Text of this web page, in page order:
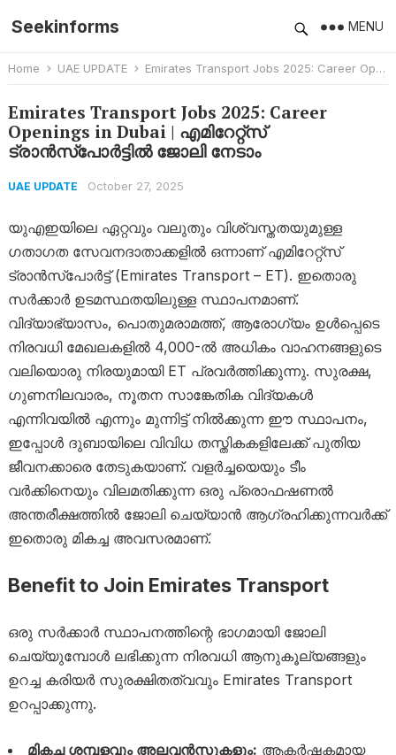
Seekinforms MENU
Home UAE UPDATE Emirates Transport Jobs 2025: Career Openings in Dubai | എമിറേറ്റ്സ് ട്രാൻസ്പോർട്ടിൽ ജോലി നേടാം
Emirates Transport Jobs 2025: Career
Openings in Dubai | എമിറേറ്റ്സ്
ട്രാൻസ്പോർട്ടിൽ ജോലി നേടാം
UAE UPDATE October 27, 2025
യുഎഇയിലെ ഏറ്റവും വലുതും വിശ്വസ്തതയുമുള്ള
ഗതാഗത സേവനദാതാക്കളിൽ ഒന്നാണ് എമിറേറ്റ്സ്
ട്രാൻസ്പോർട്ട് (Emirates Transport – ET). ഇതൊരു
സർക്കാർ ഉടമസ്ഥതയിലുള്ള സ്ഥാപനമാണ്.
വിദ്യാഭ്യാസം, പൊതുമരാമത്ത്, ആരോഗ്യം ഉൾപ്പെടെ
നിരവധി മേഖലകളിൽ 4,000-ൽ അധികം വാഹനങ്ങളുടെ
വലിയൊരു നിരയുമായി ET പ്രവർത്തിക്കുന്നു. സുരക്ഷ,
ഗുണനിലവാരം, നൂതന സാങ്കേതിക വിദ്യകൾ
എന്നിവയിൽ എന്നും മുന്നിട്ട് നിൽക്കുന്ന ഈ സ്ഥാപനം,
ഇപ്പോൾ ദുബായിലെ വിവിധ തസ്തികകളിലേക്ക് പുതിയ
ജീവനക്കാരെ തേടുകയാണ്. വളർച്ചയെയും ടീം
വർക്കിനെയും വിലമതിക്കുന്ന ഒരു പ്രൊഫഷണൽ
അന്തരീക്ഷത്തിൽ ജോലി ചെയ്യാൻ ആഗ്രഹിക്കുന്നവർക്ക്
ഇതൊരു മികച്ച അവസരമാണ്.
Benefit to Join Emirates Transport
ഒരു സർക്കാർ സ്ഥാപനത്തിന്റെ ഭാഗമായി ജോലി
ചെയ്യുമ്പോൾ ലഭിക്കുന്ന നിരവധി ആനുകൂല്യങ്ങളും
ഉറച്ച കരിയർ സുരക്ഷിതത്വവും Emirates Transport
ഉറപ്പാക്കുന്നു.
മികച്ച ശമ്പളവും അലവൻസുകളും: ആകർഷകമായ